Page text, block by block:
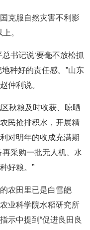
克服自然灾害不利影
。
书记说‘要毫不放松抓
种好的责任感。”山东
仲利说。
秋粮及时收获、晾晒
民抢排积水，开展精
对明年的收成充满期
采购一批无人机、水
好粮。”
农田里已是白雪皑
业科学院水稻研究所
示中提到“促进良田良